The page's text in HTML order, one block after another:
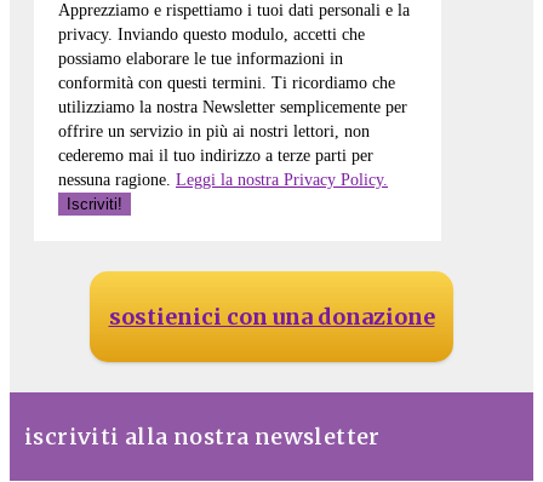
Apprezziamo e rispettiamo i tuoi dati personali e la
privacy. Inviando questo modulo, accetti che
possiamo elaborare le tue informazioni in
conformità con questi termini. Ti ricordiamo che
utilizziamo la nostra Newsletter semplicemente per
offrire un servizio in più ai nostri lettori, non
cederemo mai il tuo indirizzo a terze parti per
nessuna ragione. Leggi la nostra Privacy Policy.
sostienici con una donazione
iscriviti alla nostra newsletter